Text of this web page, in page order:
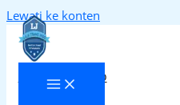
Lewati ke konten
Laja Transindo